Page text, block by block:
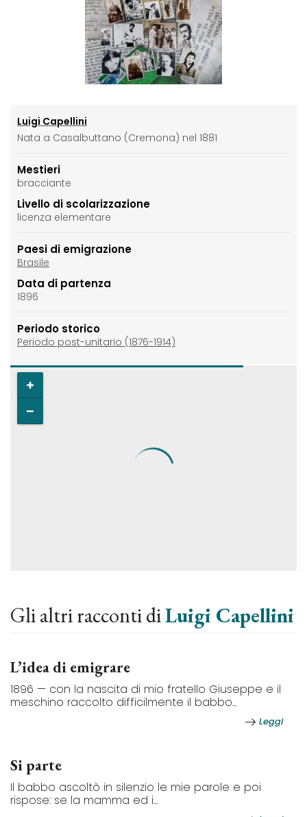
Luigi Capellini
Nata a Casalbuttano (Cremona) nel 1881
Mestieri
bracciante
Livello di scolarizzazione
licenza elementare
Paesi di emigrazione
Brasile
Data di partenza
1896
Periodo storico
Periodo post-unitario (1876-1914)
Gli altri racconti diLuigi Capellini
L’idea di emigrare
1896 — con la nascita di mio fratello Giuseppe e il
meschino raccolto difficilmente il babbo...
Leggi
Si parte
Il babbo ascoltò in silenzio le mie parole e poi
rispose: se la mamma ed i...